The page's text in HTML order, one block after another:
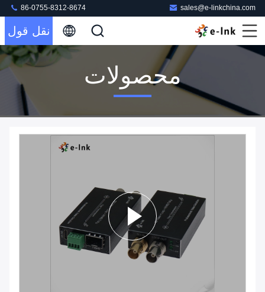
sales@e-linkchina.com
86-0755-8312-8674
نقل قول
محصولات